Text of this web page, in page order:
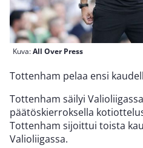
Kuva:All Over Press
Tottenham pelaa ensi
Tottenham säilyi
päätöskierroksella
Tottenham sijoittui toista
Valioliigassa.